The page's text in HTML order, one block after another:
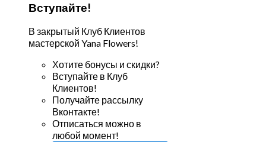
Вступайте!
В закрытый Клуб Клиентов
мастерской Yana Flowers!
Хотите бонусы и скидки?
Вступайте в Клуб
Клиентов!
Получайте рассылку
Вконтакте!
Отписаться можно в
любой момент!